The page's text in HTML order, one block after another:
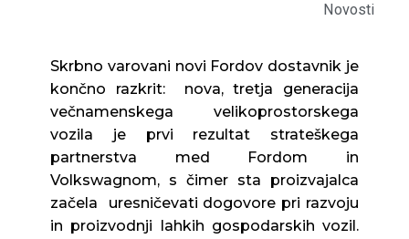
Novosti
Skrbno varovani novi Fordov dostavnik je
končno razkrit: nova, tretja generacija
večnamenskega velikoprostorskega
vozila je prvi rezultat strateškega
partnerstva med Fordom in
Volkswagnom, s čimer sta proizvajalca
začela uresničevati dogovore pri razvoju
in proizvodnji lahkih gospodarskih vozil.